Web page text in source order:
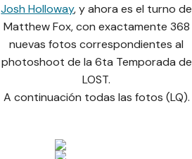
Josh Holloway, y ahora es el turno de
Matthew Fox, con exactamente 368
nuevas fotos correspondientes al
photoshoot de la 6ta Temporada de
LOST.
A continuación todas las fotos (LQ).